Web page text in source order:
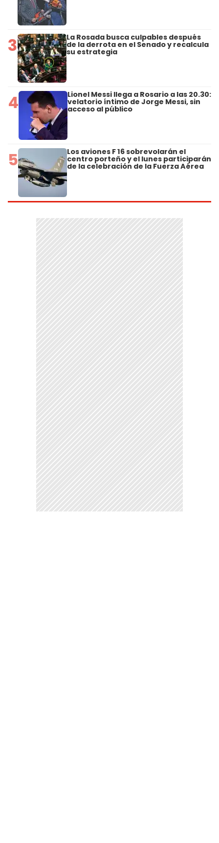
3 La Rosada busca culpables después
de la derrota en el Senado y recalcula
su estrategia
4 Lionel Messi llega a Rosario a las 20.30:
velatorio íntimo de Jorge Messi, sin
acceso al público
5 Los aviones F 16 sobrevolarán el
centro porteño y el lunes participarán
de la celebración de la Fuerza Aérea